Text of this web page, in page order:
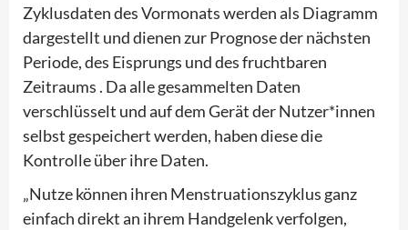
Zyklusdaten des Vormonats werden als Diagramm
dargestellt und dienen zur Prognose der nächsten
Periode, des Eisprungs und des fruchtbaren
Zeitraums . Da alle gesammelten Daten
verschlüsselt und auf dem Gerät der Nutzer*innen
selbst gespeichert werden, haben diese die
Kontrolle über ihre Daten.
„Nutze können ihren Menstruationszyklus ganz
einfach direkt an ihrem Handgelenk verfolgen,